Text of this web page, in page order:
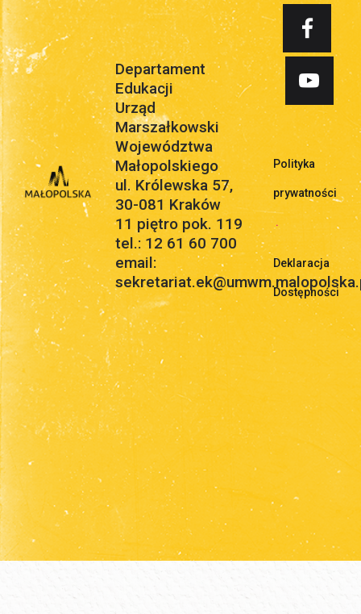
Departament
Edukacji
Urząd
Marszałkowski
Województwa
Małopolskiego
ul. Królewska 57,
30-081 Kraków
11 piętro pok. 119
tel.: 12 61 60 700
email:
Polityka
prywatności
.
Deklaracja
Dostępności